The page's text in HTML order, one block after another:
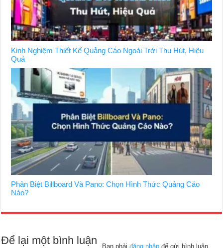
Kinh Nghiệm Thiết Kế Quảng Cáo Ngoài Trời Thu Hút, Hiệu
Quả
Phân Biệt Billboard Và Pano: Chọn Hình Thức Quảng Cáo
Nào?
Để lại một bình luận Bạn phảiđăng nhập để gửi bình luận.